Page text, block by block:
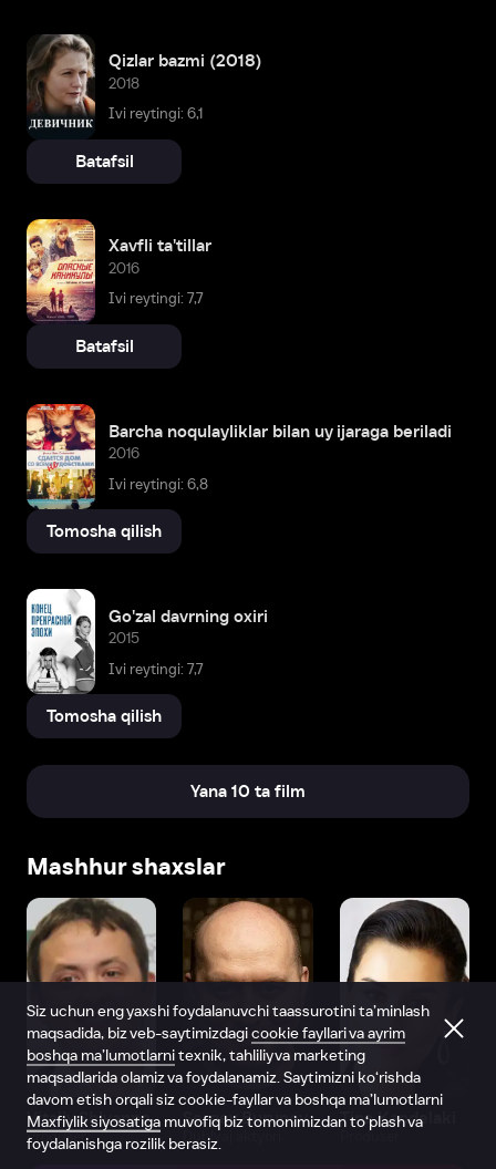
Qizlar bazmi (2018)
2018
Ivi reytingi: 6,1
Batafsil
Xavfli ta'tillar
2016
Ivi reytingi: 7,7
Batafsil
Barcha noqulayliklar bilan uy ijaraga beriladi
2016
Ivi reytingi: 6,8
Tomosha qilish
Go'zal davrning oxiri
2015
Ivi reytingi: 7,7
Tomosha qilish
Yana 10 ta film
Mashhur shaxslar
Vitaliy Shlyappo
Produser
Sergey Burunov
Dublyaj aktyori
Tina Kandelaki
Siz uchun eng yaxshi foydalanuvchi taassurotini ta’minlash
maqsadida, biz veb-saytimizdagicookie fayllari va ayrim
boshqa ma’lumotlarnitexnik, tahliliy va marketing
maqsadlarida olamiz va foydalanamiz. Saytimizni ko‘rishda
davom etish orqali siz cookie-fayllar va boshqa ma’lumotlarni
Maxfiylik siyosatiga muvofiq biz tomonimizdan to‘plash va
foydalanishga rozilik berasiz.